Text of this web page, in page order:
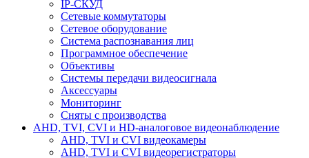
IP-СКУД
Сетевые коммутаторы
Сетевое оборудование
Система распознавания лиц
Программное обеспечение
Объективы
Системы передачи видеосигнала
Аксессуары
Мониторинг
Сняты с производства
AHD, TVI, CVI и HD-аналоговое видеонаблюдение
AHD, TVI и CVI видеокамеры
AHD, TVI и CVI видеорегистраторы